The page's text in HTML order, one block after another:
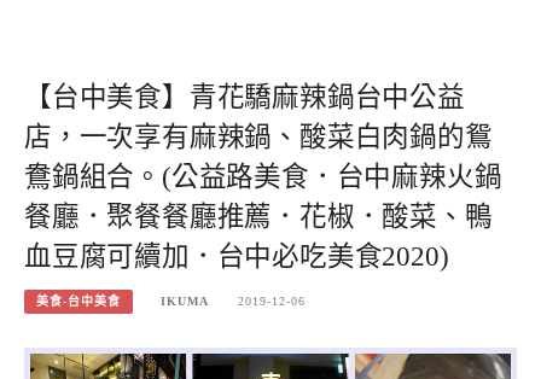
【台中美食】青花驕麻辣鍋台中公益
店，一次享有麻辣鍋、酸菜白肉鍋的鴛
鴦鍋組合。(公益路美食．台中麻辣火鍋
餐廳．聚餐餐廳推薦．花椒．酸菜、鴨
血豆腐可續加．台中必吃美食2020)
美食-台中美食 IKUMA 2019-12-06